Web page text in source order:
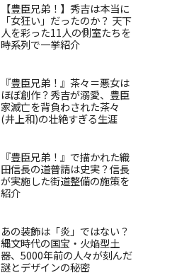
【豊臣兄弟！】秀吉は本当に
「女狂い」だったのか？ 天下
人を彩った11人の側室たちを
時系列で一挙紹介
『豊臣兄弟！』茶々＝悪女は
ほぼ創作？秀吉が溺愛、豊臣
家滅亡を背負わされた茶々
(井上和)の壮絶すぎる生涯
『豊臣兄弟！』で描かれた織
田信長の道普請は史実？信長
が実施した街道整備の施策を
紹介
あの装飾は「炎」ではない？
縄文時代の国宝・火焔型土
器、5000年前の人々が刻んだ
謎とデザインの秘密